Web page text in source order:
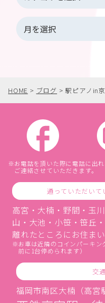
HOME > ブログ >駅ピアノin
お電話を頂いた際に電話に出
ご連絡させていただきます。
通っていただい
高宮・大楠・野間・玉
山・大池・小笹・笹丘
離れたところにお住ま
お車は近隣のコインパーキ
前に1台停められます）
交
福岡市南区大楠（高宮